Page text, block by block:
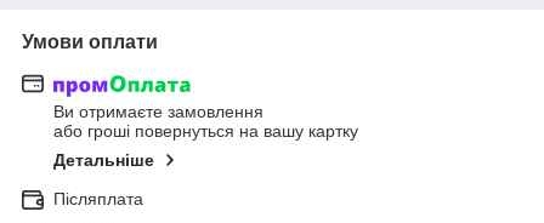
Умови оплати
Ви отримаєте замовлення
або гроші повернуться на вашу картку
Детальніше
Післяплата